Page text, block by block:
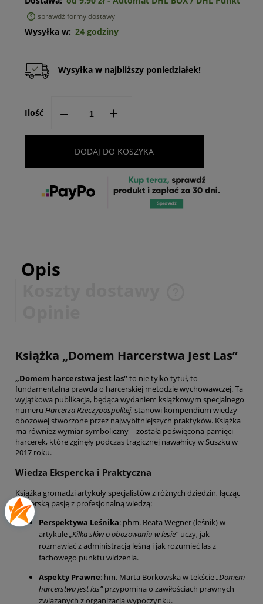
sprawdź formy dostawy
Wysyłka w: 24 godziny
Wysyłka w najbliższy poniedziałek!
Ilość -- +
DODAJ DO KOSZYKA
Opis
Książka „Domem Harcerstwa Jest Las”
„Domem harcerstwa jest las”to nie tylko tytuł, to
fundamentalna prawda o harcerskiej metodzie wychowawczej. Ta
wyjątkowa publikacja, będąca wydaniem książkowym specjalnego
numeru Harcerza Rzeczypospolitej, stanowi kompendium wiedzy
obozowej stworzone przez najwybitniejszych praktyków. Książka
ma również wymiar symboliczny – została poświęcona pamięci
harcerek, które zginęły podczas tragicznej nawałnicy w Suszku w
2017 roku.
Wiedza Ekspercka i Praktyczna
Książka gromadzi artykuły specjalistów z różnych dziedzin, łącząc
harcerską pasję z profesjonalną wiedzą:
Perspektywa Leśnika: phm. Beata Wegner (leśnik) w
artykule„Kilka słów o obozowaniu w lesie”uczy, jak
rozmawiać z administracją leśną i jak rozumieć las z
fachowego punktu widzenia.
Aspekty Prawne: hm. Marta Borkowska w tekście„Domem
harcerstwa jest las”przypomina o zawiłościach prawnych
związanych z organizacją wypoczynku.